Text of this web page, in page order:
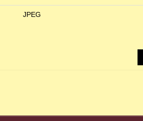
JPEG